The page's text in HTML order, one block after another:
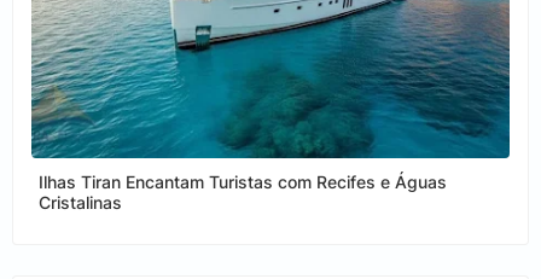
Ilhas Tiran Encantam Turistas com Recifes e Águas
Cristalinas